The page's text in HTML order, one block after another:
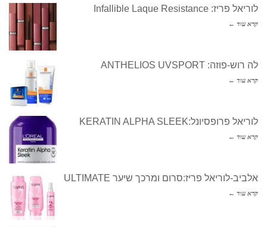
לוריאל פריז: Infallible Laque Resistance
קרא עוד ←
לה רוש-פוזה: ANTHELIOS UVSPORT
קרא עוד ←
לוריאל פרופסיונל:KERATIN ALPHA SLEEK
קרא עוד ←
אלביב-לוריאל פריז:סרום ומרכך שיער ULTIMATE
קרא עוד ←